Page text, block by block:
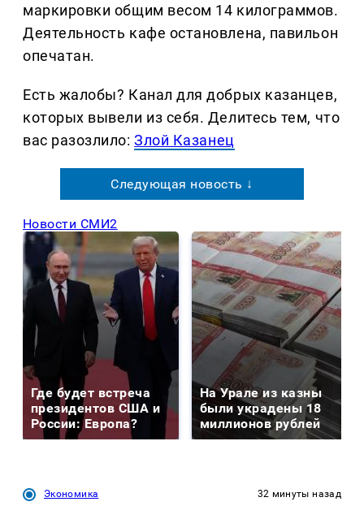
маркировки общим весом 14 килограммов.
Деятельность кафе остановлена, павильон
опечатан.
Есть жалобы? Канал для добрых казанцев,
которых вывели из себя. Делитеcь тем, что
вас разозлило:Злой Казанец
Следующая новость ↓
Новости СМИ2
Где будет встреча
президентов США и
России: Европа?
На Урале из казны
были украдены 18
миллионов рублей
Экономика 32 минуты назад